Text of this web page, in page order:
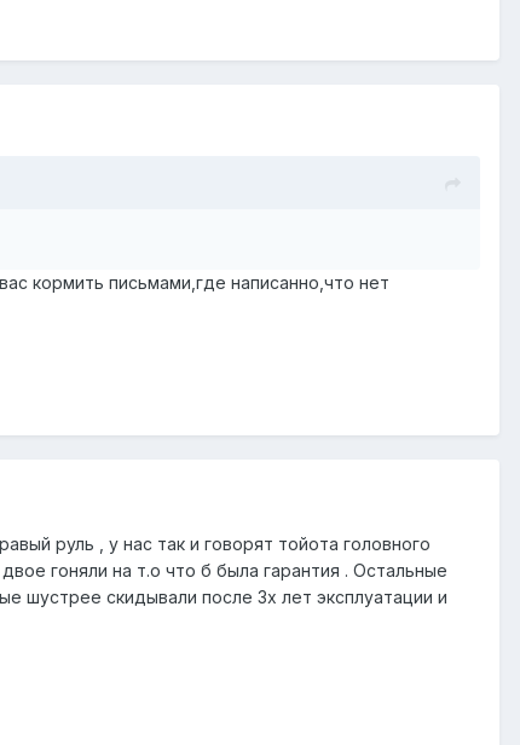
кормить письмами,где написанно,что нет
руль , у нас так и говорят тойота головного
гоняли на т.о что б была гарантия . Остальные
шустрее скидывали после 3х лет эксплуатации и